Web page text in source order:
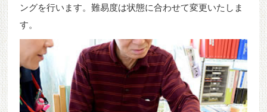
ングを行います。難易度は状態に合わせて変更いたしま
す。